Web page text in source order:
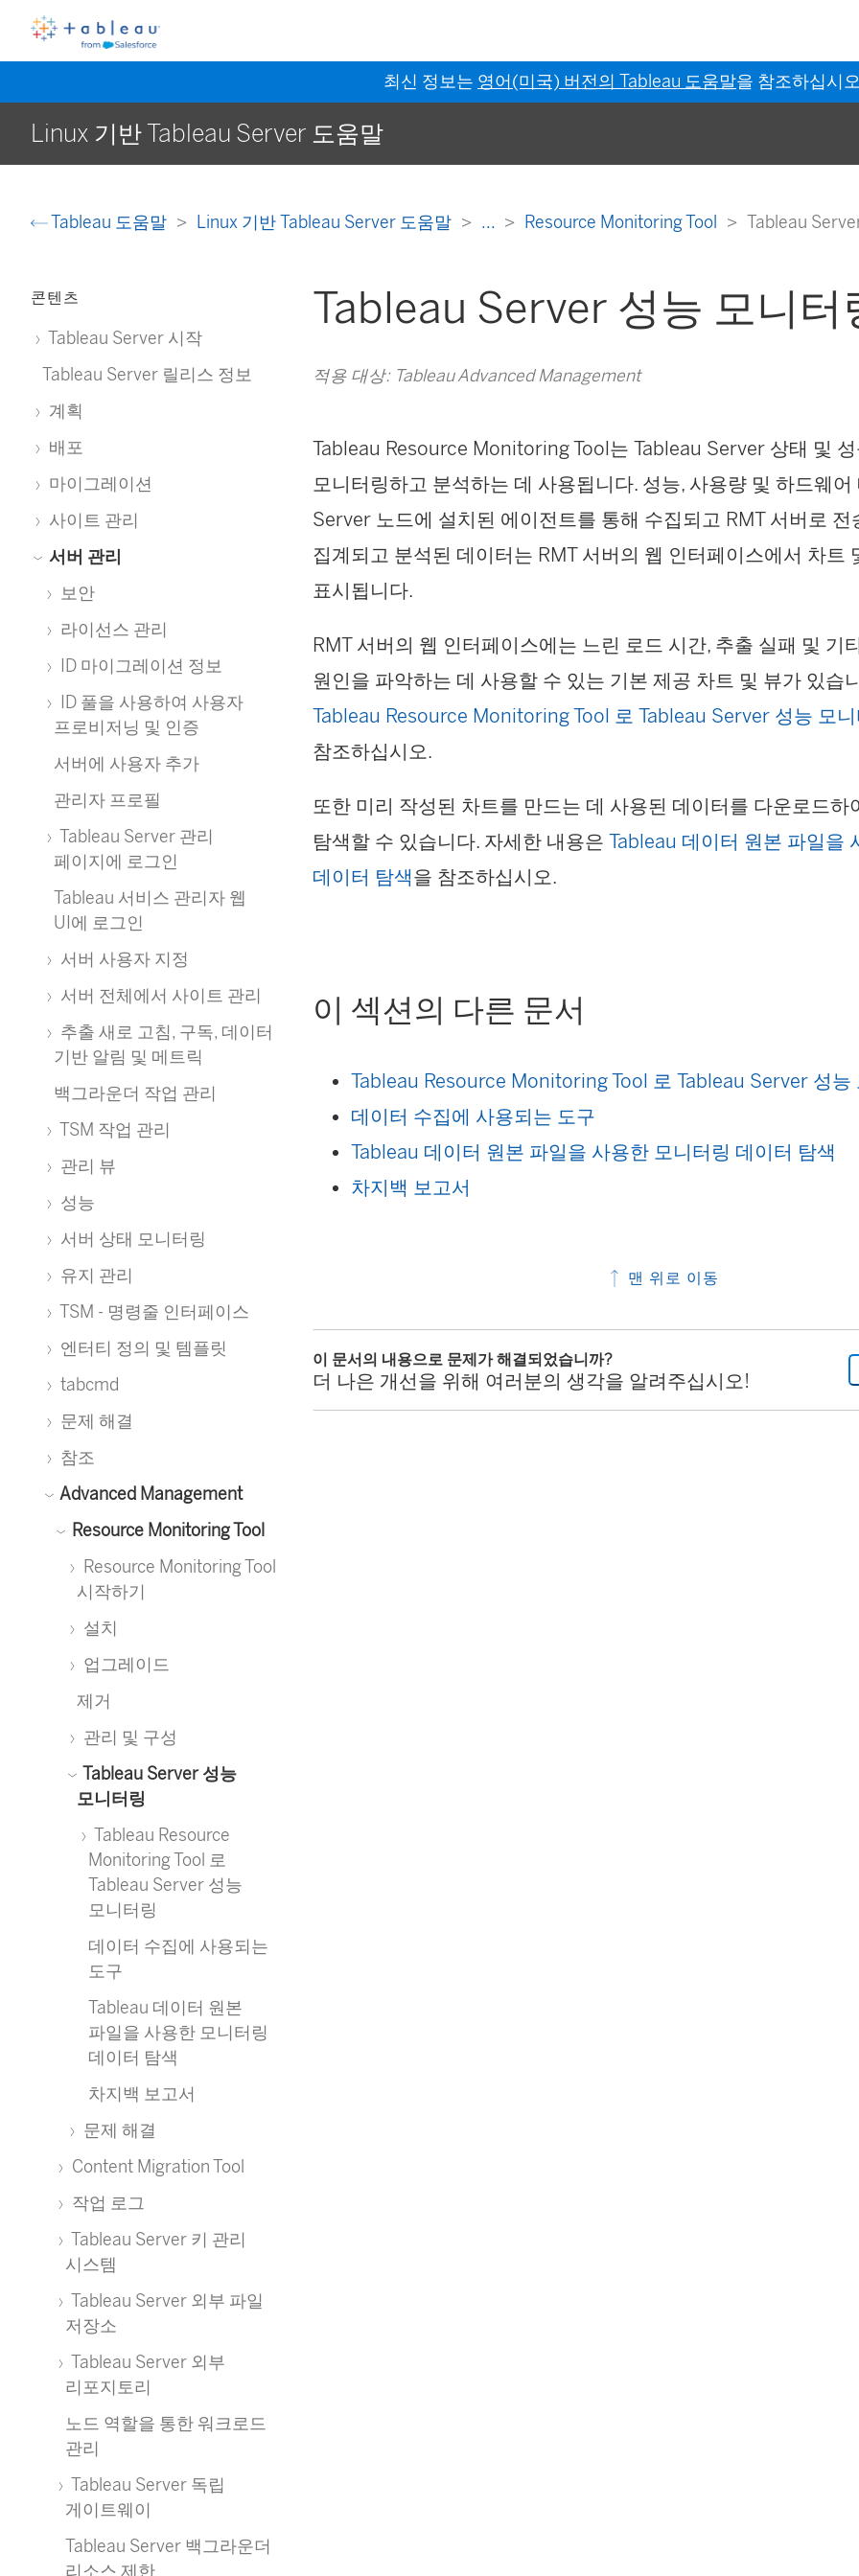
최신 정보는 영어(미국) 버전의 Tableau 도움말을 참조하십시
Linux 기반 Tableau Server 도움말
Tableau 도움말 Linux 기반 Tableau Server 도움말 ... Resource Monitoring Tool Tableau
콘텐츠
Tableau Server 시작
Tableau Server 릴리스 정보
계획
배포
마이그레이션
사이트 관리
서버 관리
보안
라이선스 관리
ID 마이그레이션 정보
ID 풀을 사용하여 사용자
프로비저닝 및 인증
서버에 사용자 추가
관리자 프로필
Tableau Server 관리
페이지에 로그인
Tableau 서비스 관리자 웹
UI에 로그인
서버 사용자 지정
서버 전체에서 사이트 관리
추출 새로 고침, 구독, 데이터
기반 알림 및 메트릭
백그라운더 작업 관리
TSM 작업 관리
관리 뷰
성능
서버 상태 모니터링
유지 관리
TSM - 명령줄 인터페이스
엔터티 정의 및 템플릿
tabcmd
문제 해결
참조
Advanced Management
Resource Monitoring Tool
Resource Monitoring Tool
시작하기
설치
업그레이드
제거
관리 및 구성
Tableau Server 성능
모니터링
Tableau Resource
Monitoring Tool 로
Tableau Server 성능
모니터링
데이터 수집에 사용되는
도구
Tableau 데이터 원본
파일을 사용한 모니터링
데이터 탐색
차지백 보고서
문제 해결
Content Migration Tool
작업 로그
Tableau Server 키 관리
시스템
Tableau Server 외부 파일
저장소
Tableau Server 외부
리포지토리
노드 역할을 통한 워크로드
관리
Tableau Server 독립
게이트웨이
Tableau Server 백그라운더
리소스 제한
Tableau Server 성능 모니터
적용 대상: Tableau Advanced Management
Tableau Resource Monitoring Tool는 Tableau Server 상태 및
모니터링하고 분석하는 데 사용됩니다. 성능, 사용량 및 하드웨어
Server 노드에 설치된 에이전트를 통해 수집되고 RMT 서버로 전
집계되고 분석된 데이터는 RMT 서버의 웹 인터페이스에서 차트
표시됩니다.
RMT 서버의 웹 인터페이스에는 느린 로드 시간, 추출 실패 및 기
원인을 파악하는 데 사용할 수 있는 기본 제공 차트 및 뷰가 있습
Tableau Resource Monitoring Tool 로 Tableau Server 성능 모니
참조하십시오.
또한 미리 작성된 차트를 만드는 데 사용된 데이터를 다운로드하
탐색할 수 있습니다. 자세한 내용은Tableau 데이터 원본 파일을
데이터 탐색을 참조하십시오.
이 섹션의 다른 문서
Tableau Resource Monitoring Tool 로 Tableau Server 성능
데이터 수집에 사용되는 도구
Tableau 데이터 원본 파일을 사용한 모니터링 데이터 탐색
차지백 보고서
맨 위로 이동
이 문서의 내용으로 문제가 해결되었습니까?
더 나은 개선을 위해 여러분의 생각을 알려주십시오!